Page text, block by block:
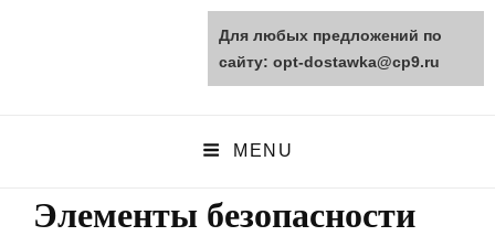
opt-dostawka.ru
MENU
Элементы безопасности
Для любых предложений по
сайту: opt-dostawka@cp9.ru